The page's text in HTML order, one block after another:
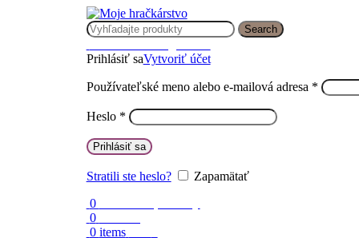
Search
Prihlásiť saVytvoriť účet
Používateľské meno alebo e-mailová adresa *
Heslo *
Prihlásiť sa
Stratili ste heslo?
Zapamätať
0
0
0 items